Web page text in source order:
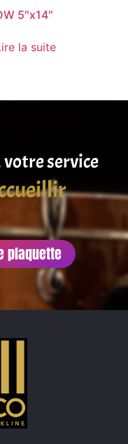
5″x14″
la suite
service
plaquette